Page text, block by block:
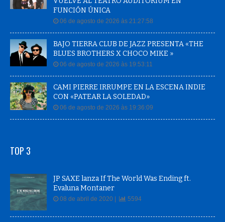
FUNCIÓN ÚNICA
06 de agosto de 2026 às 21:27:58
BAJO TIERRA CLUB DE JAZZ PRESENTA «THE
BLUES BROTHERS X CHOCO MIKE »
06 de agosto de 2026 às 19:53:11
CAMI PIERRE IRRUMPE EN LA ESCENA INDIE
CON «PATEAR LA SOLEDAD»
06 de agosto de 2026 às 19:36:09
TOP 3
JP SAXE lanza If The World Was Ending ft.
Evaluna Montaner
08 de abril de 2020 | 5594